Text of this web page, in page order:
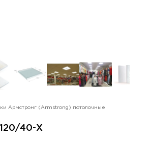
Армстронг (Armstrong) потолочные
40-Х